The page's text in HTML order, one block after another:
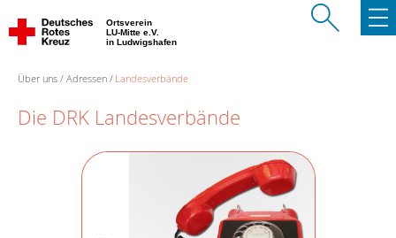
Ortsverein
LU-Mitte e.V.
in Ludwigshafen
Über uns Adressen Landesverbände
Die DRK Landesverbände